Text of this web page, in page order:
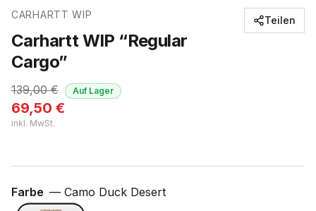
CARHARTT WIP
Carhartt WIP “Regular
Cargo”
139,00€
69,50 €
inkl. MwSt.
Auf Lager
Teilen
Farbe — Camo Duck Desert